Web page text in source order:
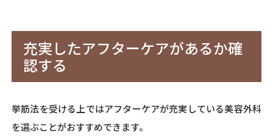
充実したアフターケアがあるか確
認する
挙筋法を受ける上ではアフターケアが充実している美容外科
を選ぶことがおすすめできます。